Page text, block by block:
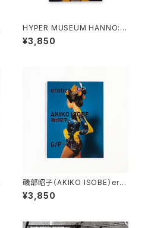
HYPER MUSEUM HANNO: H
YPER!! magazine 2025-202
6 たかくらかずき
¥3,850
磯部昭子（AKIKO ISOBE）erot
ica
¥3,850